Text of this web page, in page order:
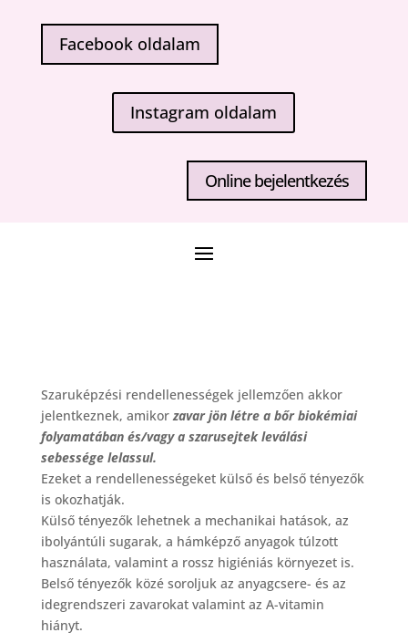
Facebook oldalam
Instagram oldalam
Online bejelentkezés
Szaruképzési rendellenességek jellemzően akkor
jelentkeznek, amikorzavar jön létre a bőr biokémiai
folyamatában és/vagy a szarusejtek leválási
sebessége lelassul.
Ezeket a rendellenességeket külső és belső tényezők
is okozhatják.
Külső tényezők lehetnek a mechanikai hatások, az
ibolyántúli sugarak, a hámképző anyagok túlzott
használata, valamint a rossz higiéniás környezet is.
Belső tényezők közé soroljuk az anyagcsere- és az
idegrendszeri zavarokat valamint az A-vitamin
hiányt.